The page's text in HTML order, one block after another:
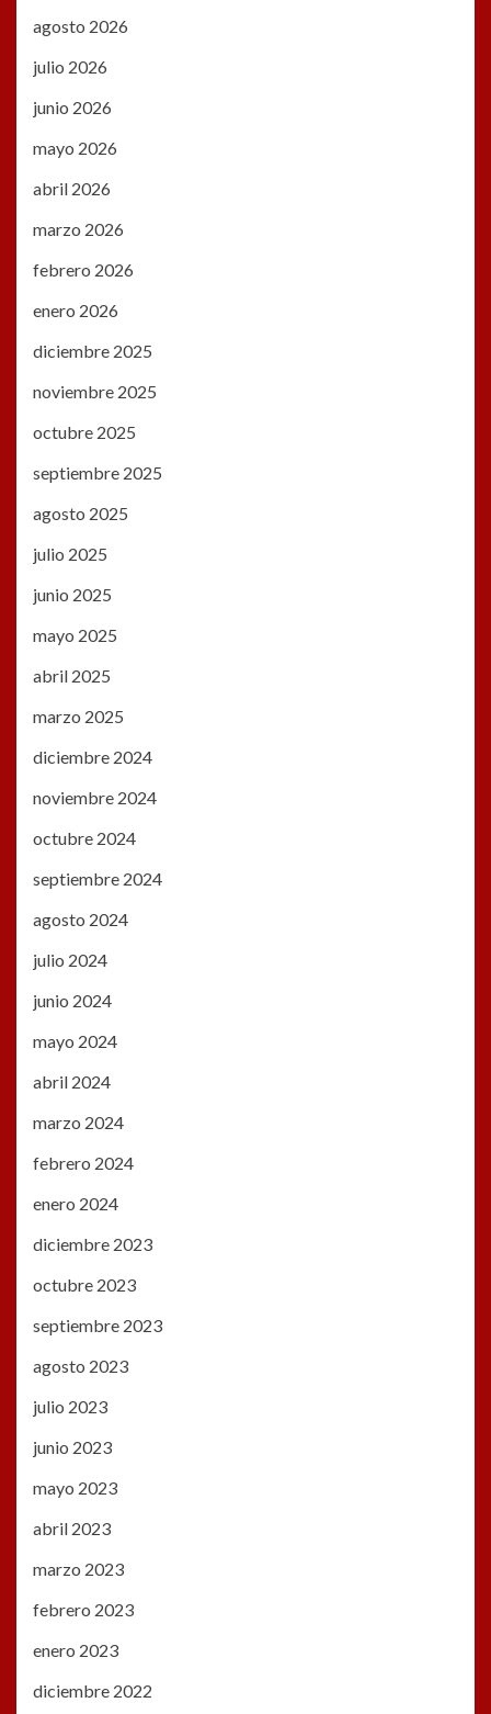
agosto 2026
julio 2026
junio 2026
mayo 2026
abril 2026
marzo 2026
febrero 2026
enero 2026
diciembre 2025
noviembre 2025
octubre 2025
septiembre 2025
agosto 2025
julio 2025
junio 2025
mayo 2025
abril 2025
marzo 2025
diciembre 2024
noviembre 2024
octubre 2024
septiembre 2024
agosto 2024
julio 2024
junio 2024
mayo 2024
abril 2024
marzo 2024
febrero 2024
enero 2024
diciembre 2023
octubre 2023
septiembre 2023
agosto 2023
julio 2023
junio 2023
mayo 2023
abril 2023
marzo 2023
febrero 2023
enero 2023
diciembre 2022